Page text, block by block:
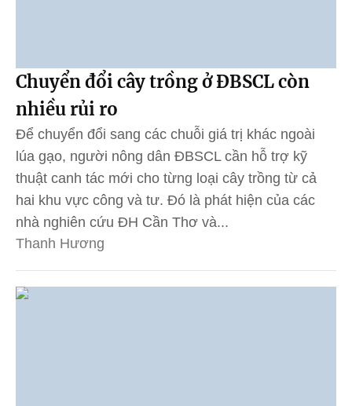
Chuyển đổi cây trồng ở ĐBSCL còn
nhiều rủi ro
Để chuyển đổi sang các chuỗi giá trị khác ngoài
lúa gạo, người nông dân ĐBSCL cần hỗ trợ kỹ
thuật canh tác mới cho từng loại cây trồng từ cả
hai khu vực công và tư. Đó là phát hiện của các
nhà nghiên cứu ĐH Cần Thơ và...
Thanh Hương